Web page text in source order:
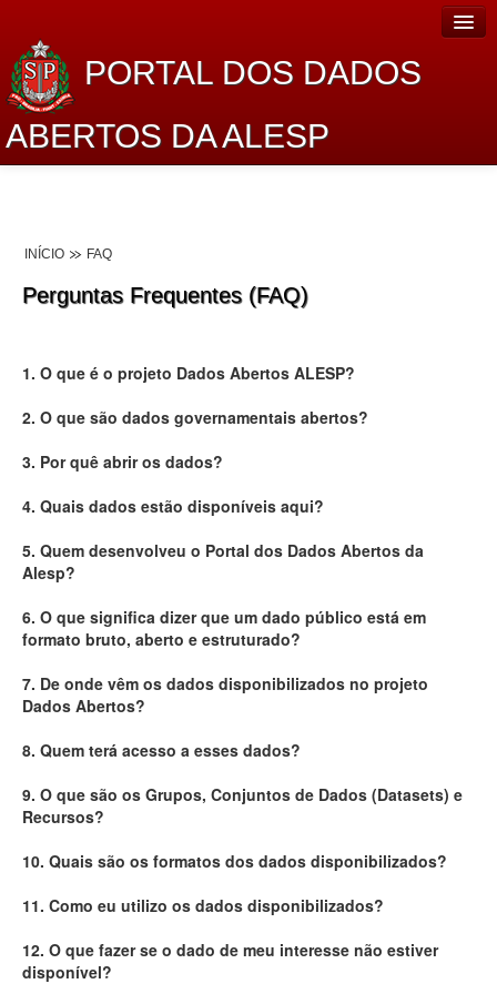
PORTAL DOS DADOS
ABERTOS DA ALESP
Lei de Acesso à Informação
Administração
Legislação
Perguntas frequentes
Contato
INÍCIO FAQ
Perguntas Frequentes (FAQ)
1. O que é o projeto Dados Abertos ALESP?
2. O que são dados governamentais abertos?
3. Por quê abrir os dados?
4. Quais dados estão disponíveis aqui?
5. Quem desenvolveu o Portal dos Dados Abertos da
Alesp?
6. O que significa dizer que um dado público está em
formato bruto, aberto e estruturado?
7. De onde vêm os dados disponibilizados no projeto
Dados Abertos?
8. Quem terá acesso a esses dados?
9. O que são os Grupos, Conjuntos de Dados (Datasets) e
Recursos?
10. Quais são os formatos dos dados disponibilizados?
11. Como eu utilizo os dados disponibilizados?
12. O que fazer se o dado de meu interesse não estiver
disponível?